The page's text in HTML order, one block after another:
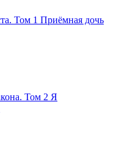
Приёмная дочь
Я